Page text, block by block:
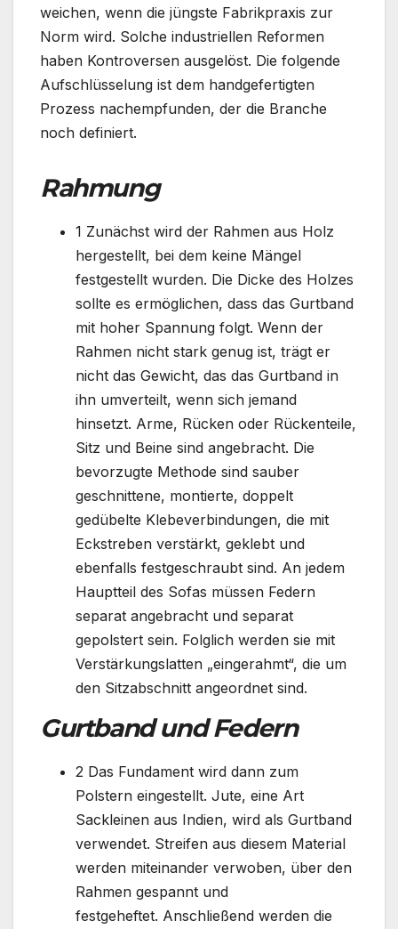
weichen, wenn die jüngste Fabrikpraxis zur
Norm wird. Solche industriellen Reformen
haben Kontroversen ausgelöst. Die folgende
Aufschlüsselung ist dem handgefertigten
Prozess nachempfunden, der die Branche
noch definiert.
Rahmung
1 Zunächst wird der Rahmen aus Holz
hergestellt, bei dem keine Mängel
festgestellt wurden. Die Dicke des Holzes
sollte es ermöglichen, dass das Gurtband
mit hoher Spannung folgt. Wenn der
Rahmen nicht stark genug ist, trägt er
nicht das Gewicht, das das Gurtband in
ihn umverteilt, wenn sich jemand
hinsetzt. Arme, Rücken oder Rückenteile,
Sitz und Beine sind angebracht. Die
bevorzugte Methode sind sauber
geschnittene, montierte, doppelt
gedübelte Klebeverbindungen, die mit
Eckstreben verstärkt, geklebt und
ebenfalls festgeschraubt sind. An jedem
Hauptteil des Sofas müssen Federn
separat angebracht und separat
gepolstert sein. Folglich werden sie mit
Verstärkungslatten „eingerahmt“, die um
den Sitzabschnitt angeordnet sind.
Gurtband und Federn
2 Das Fundament wird dann zum
Polstern eingestellt. Jute, eine Art
Sackleinen aus Indien, wird als Gurtband
verwendet. Streifen aus diesem Material
werden miteinander verwoben, über den
Rahmen gespannt und
festgeheftet. Anschließend werden die